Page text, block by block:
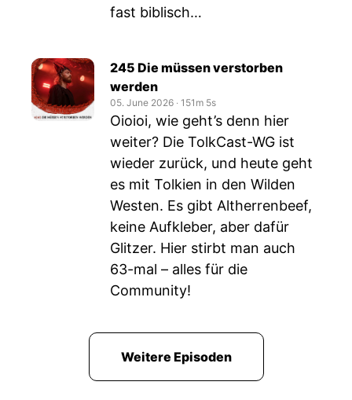
fast biblisch…
245 Die müssen verstorben
werden
05. June 2026 ‧ 151m 5s
Oioioi, wie geht’s denn hier
weiter? Die TolkCast-WG ist
wieder zurück, und heute geht
es mit Tolkien in den Wilden
Westen. Es gibt Altherrenbeef,
keine Aufkleber, aber dafür
Glitzer. Hier stirbt man auch
63-mal – alles für die
Community!
Weitere Episoden